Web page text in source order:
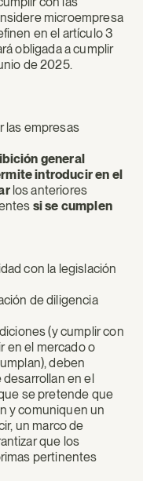
microempresa
en el artículo 3
obligada a cumplir
de 2025.
las empresas
general
introducir en el
los anteriores
si se cumplen
con la legislación
de diligencia
(y cumplir con
en el mercado o
deben
en el
se pretende que
y comuniquen un
un marco de
que los
pertinentes